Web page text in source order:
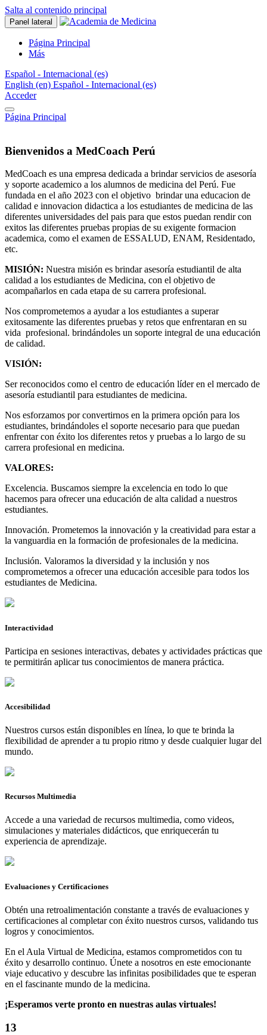
Salta al contenido principal
Panel lateral
Página Principal
Más
Español - Internacional ‎(es)‎
English ‎(en)‎ Español - Internacional ‎(es)‎
Acceder
Página Principal
Bienvenidos a MedCoach Perú
MedCoach es una empresa dedicada a brindar servicios de asesoría
y soporte academico a los alumnos de medicina del Perú. Fue
fundada en el año 2023 con el objetivo brindar una educacion de
calidad e innovacion didactica a los estudiantes de medicina de las
diferentes universidades del pais para que estos puedan rendir con
exitos las diferentes pruebas propias de su exigente formacion
academica, como el examen de ESSALUD, ENAM, Residentado,
etc.
MISIÓN: Nuestra misión es brindar asesoría estudiantil de alta
calidad a los estudiantes de Medicina, con el objetivo de
acompañarlos en cada etapa de su carrera profesional.
Nos comprometemos a ayudar a los estudiantes a superar
exitosamente las diferentes pruebas y retos que enfrentaran en su
vida profesional. brindándoles un soporte integral de una educación
de calidad.
VISIÓN:
Ser reconocidos como el centro de educación líder en el mercado de
asesoría estudiantil para estudiantes de medicina.
Nos esforzamos por convertirnos en la primera opción para los
estudiantes, brindándoles el soporte necesario para que puedan
enfrentar con éxito los diferentes retos y pruebas a lo largo de su
carrera profesional en medicina.
VALORES:
Excelencia. Buscamos siempre la excelencia en todo lo que
hacemos para ofrecer una educación de alta calidad a nuestros
estudiantes.
Innovación. Prometemos la innovación y la creatividad para estar a
la vanguardia en la formación de profesionales de la medicina.
Inclusión. Valoramos la diversidad y la inclusión y nos
comprometemos a ofrecer una educación accesible para todos los
estudiantes de Medicina.
Interactividad
Participa en sesiones interactivas, debates y actividades prácticas que
te permitirán aplicar tus conocimientos de manera práctica.
Accesibilidad
Nuestros cursos están disponibles en línea, lo que te brinda la
flexibilidad de aprender a tu propio ritmo y desde cualquier lugar del
mundo.
Recursos Multimedia
Accede a una variedad de recursos multimedia, como videos,
simulaciones y materiales didácticos, que enriquecerán tu
experiencia de aprendizaje.
Evaluaciones y Certificaciones
Obtén una retroalimentación constante a través de evaluaciones y
certificaciones al completar con éxito nuestros cursos, validando tus
logros y conocimientos.
En el Aula Virtual de Medicina, estamos comprometidos con tu
éxito y desarrollo continuo. Únete a nosotros en este emocionante
viaje educativo y descubre las infinitas posibilidades que te esperan
en el fascinante mundo de la medicina.
¡Esperamos verte pronto en nuestras aulas virtuales!
13